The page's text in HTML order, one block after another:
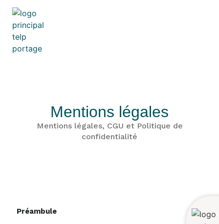
Mentions légales
Mentions légales, CGU et Politique de
confidentialité
Préambule